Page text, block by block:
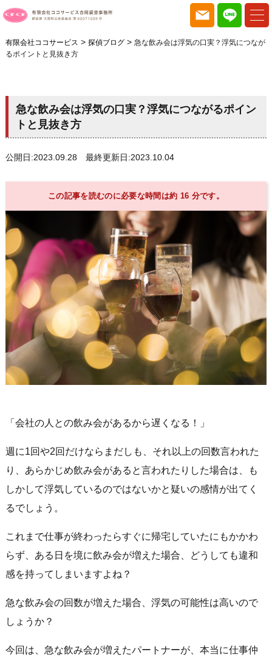
有限会社ココサービス > 探偵ブログ> 急な飲み会は浮気の口実？浮気につなが
るポイントと見抜き方
急な飲み会は浮気の口実？浮気につながるポイン
トと見抜き方
公開日:2023.09.28 最終更新日:2023.10.04
この記事を読むのに必要な時間は約 16 分です。
「会社の人との飲み会があるから遅くなる！」
週に1回や2回だけならまだしも、それ以上の回数言われた
り、あらかじめ飲み会があると言われたりした場合は、も
しかして浮気しているのではないかと疑いの感情が出てく
るでしょう。
これまで仕事が終わったらすぐに帰宅していたにもかかわ
らず、ある日を境に飲み会が増えた場合、どうしても違和
感を持ってしまいますよね？
急な飲み会の回数が増えた場合、浮気の可能性は高いので
しょうか？
今回は、急な飲み会が増えたパートナーが、本当に仕事仲